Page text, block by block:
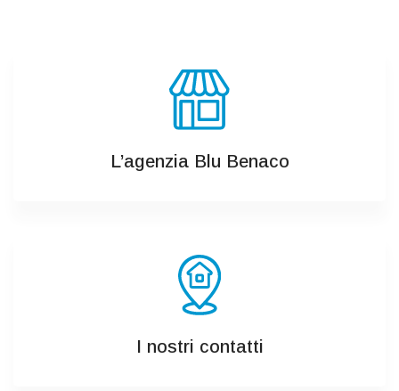
L’agenzia Blu Benaco
I nostri contatti